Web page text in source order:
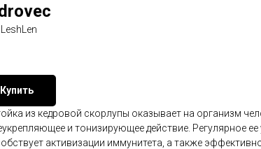
LeshLen
Купить
из кедровой скорлупы оказывает на организм
и тонизирующее действие. Регулярное ее
активизации иммунитета, а также